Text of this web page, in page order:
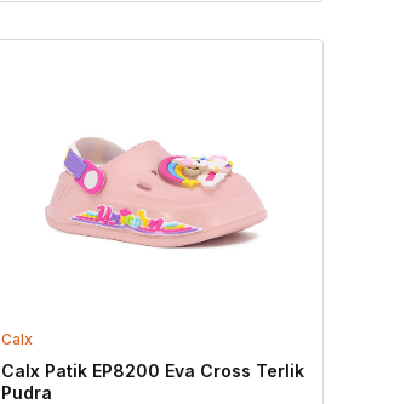
Calx
Calx Patik EP8200 Eva Cross Terlik
Pudra